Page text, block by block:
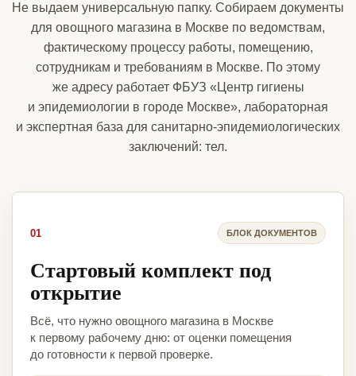
Не выдаем универсальную папку. Собираем документы
для овощного магазина в Москве по ведомствам,
фактическому процессу работы, помещению,
сотрудникам и требованиям в Москве. По этому
же адресу работает ФБУЗ «Центр гигиены
и эпидемиологии в городе Москве», лабораторная
и экспертная база для санитарно-эпидемиологических
заключений: тел.
01 БЛОК ДОКУМЕНТОВ
Стартовый комплект под
открытие
Всё, что нужно овощного магазина в Москве
к первому рабочему дню: от оценки помещения
до готовности к первой проверке.